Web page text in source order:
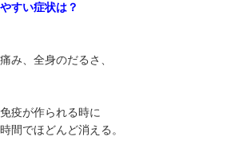
すい症状は？
み、全身のだるさ、
疫が作られる時に
間でほどんど消える。